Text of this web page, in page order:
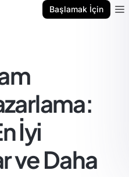
Başlamak İçin
İyi
ve Daha